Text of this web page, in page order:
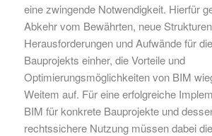
eine zwingende Notwendigkeit. Hierfür
Abkehr vom Bewährten, neue
Herausforderungen und Aufwände für
Bauprojekts einher, die Vorteile und
Optimierungsmöglichkeiten von BIM
Weitem auf. Für eine erfolgreiche
BIM für konkrete Bauprojekte und
rechtssichere Nutzung müssen dabei